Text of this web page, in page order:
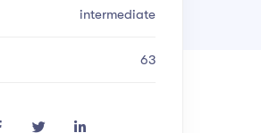
intermediate
63